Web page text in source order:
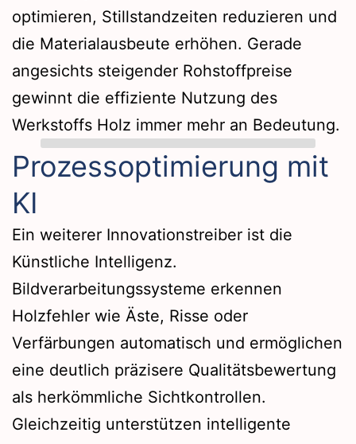
optimieren, Stillstandzeiten reduzieren und
die Materialausbeute erhöhen. Gerade
angesichts steigender Rohstoffpreise
gewinnt die effiziente Nutzung des
Werkstoffs Holz immer mehr an Bedeutung.
Prozessoptimierung mit
KI
Ein weiterer Innovationstreiber ist die
Künstliche Intelligenz.
Bildverarbeitungssysteme erkennen
Holzfehler wie Äste, Risse oder
Verfärbungen automatisch und ermöglichen
eine deutlich präzisere Qualitätsbewertung
als herkömmliche Sichtkontrollen.
Gleichzeitig unterstützen intelligente